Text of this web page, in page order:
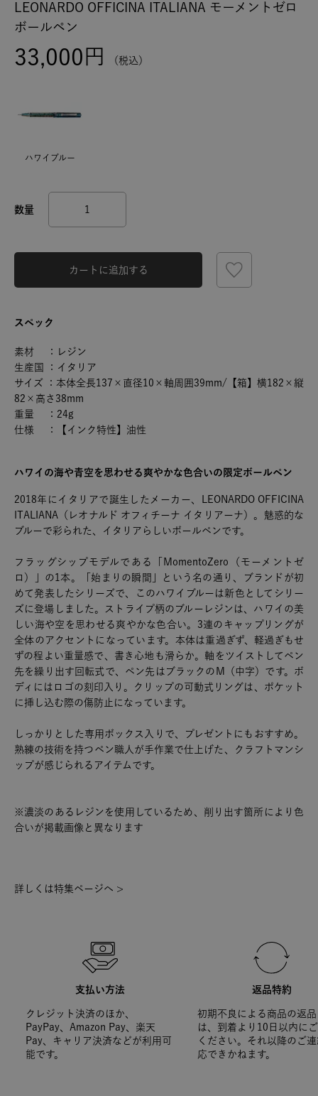
LEONARDO OFFICINA ITALIANA モーメントゼロ
ボールペン
33,000 税込
ハワイブルー
カートに追加する
スペック
素材 ：レジン
生産国 ：イタリア
サイズ ：本体全長137×直径10×軸周囲39mm/【箱】横182×縦
82×高さ38mm
重量 ：24g
仕様 ：【インク特性】油性
ハワイの海や青空を思わせる爽やかな色合いの限定ボールペン
2018年にイタリアで誕生したメーカー、LEONARDO OFFICINA
ITALIANA（レオナルド オフィチーナ イタリアーナ）。魅惑的な
ブルーで彩られた、イタリアらしいボールペンです。
フラッグシップモデルである「MomentoZero（モーメントゼ
ロ）」の1本。「始まりの瞬間」という名の通り、ブランドが初
めて発表したシリーズで、このハワイブルーは新色としてシリー
ズに登場しました。ストライプ柄のブルーレジンは、ハワイの美
しい海や空を思わせる爽やかな色合い。3連のキャップリングが
全体のアクセントになっています。本体は重過ぎず、軽過ぎもせ
ずの程よい重量感で、書き心地も滑らか。軸をツイストしてペン
先を繰り出す回転式で、ペン先はブラックのM（中字）です。ボ
ディにはロゴの刻印入り。クリップの可動式リングは、ポケット
に挿し込む際の傷防止になっています。
しっかりとした専用ボックス入りで、プレゼントにもおすすめ。
熟練の技術を持つペン職人が手作業で仕上げた、クラフトマンシ
ップが感じられるアイテムです。
※濃淡のあるレジンを使用しているため、削り出す箇所により色
合いが掲載画像と異なります
詳しくは特集ページへ >
支払い方法
クレジット決済のほか、
PayPay、Amazon Pay、楽天
Pay、キャリア決済などが利用可
能です。
返品特約
初期不良による商品の返
は、到着より10日以内に
ください。それ以降のご
応できかねます。